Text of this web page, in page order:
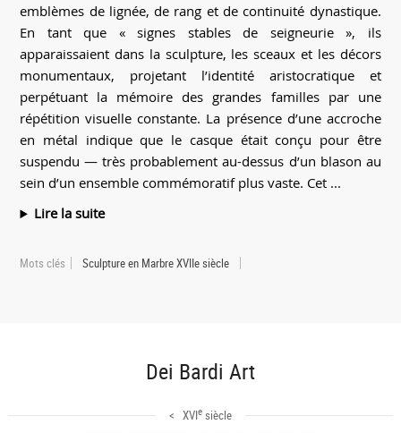
emblèmes de lignée, de rang et de continuité dynastique.
En tant que « signes stables de seigneurie », ils
apparaissaient dans la sculpture, les sceaux et les décors
monumentaux, projetant l’identité aristocratique et
perpétuant la mémoire des grandes familles par une
répétition visuelle constante. La présence d’une accroche
en métal indique que le casque était conçu pour être
suspendu — très probablement au-dessus d’un blason au
sein d’un ensemble commémoratif plus vaste. Cet ...
Lire la suite
Mots clés Sculpture en Marbre XVIIe siècle
Dei Bardi Art
< XVIesiècle